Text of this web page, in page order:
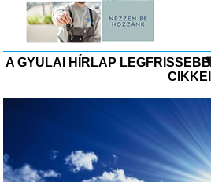
A GYULAI HÍRLAP LEGFRISSEBB
CIKKEI